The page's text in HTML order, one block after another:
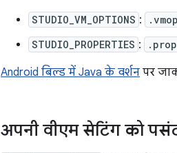
STUDIO_VM_OPTIONS :
STUDIO_PROPERTIES :
Android बिल्ड में Java के वर्शन पर
अपनी वीएम सेटिंग को